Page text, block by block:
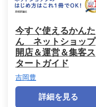
今すぐ使えるかんた
ん ネットショップ
開店＆運営＆集客ス
タートガイド
吉岡豊
詳細を見る